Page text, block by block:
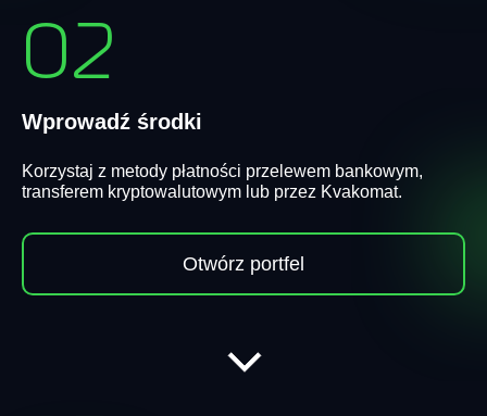
02
Wprowadź środki
Korzystaj z metody płatności przelewem bankowym,
transferem kryptowalutowym lub przez Kvakomat.
Otwórz portfel